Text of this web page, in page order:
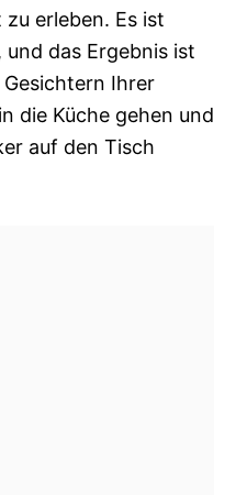
zu erleben. Es ist
und das Ergebnis ist
Ihrer
die Küche gehen und
auf den Tisch